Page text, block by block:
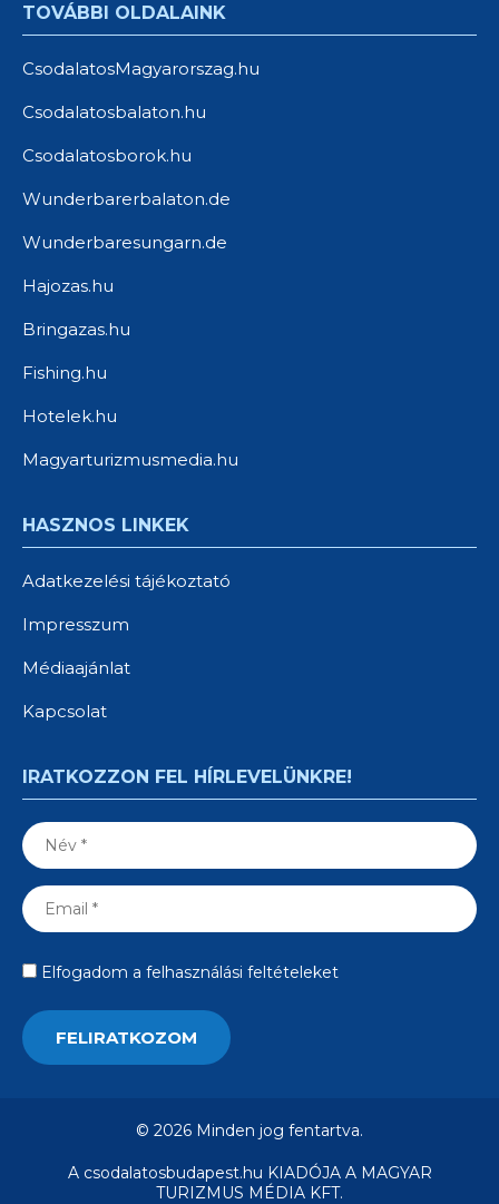
TOVÁBBI OLDALAINK
CsodalatosMagyarorszag.hu
Csodalatosbalaton.hu
Csodalatosborok.hu
Wunderbarerbalaton.de
Wunderbaresungarn.de
Hajozas.hu
Bringazas.hu
Fishing.hu
Hotelek.hu
Magyarturizmusmedia.hu
HASZNOS LINKEK
Adatkezelési tájékoztató
Impresszum
Médiaajánlat
Kapcsolat
IRATKOZZON FEL HÍRLEVELÜNKRE!
Elfogadom a felhasználási feltételeket
© 2026 Minden jog fentartva.
A csodalatosbudapest.hu KIADÓJA A MAGYAR
TURIZMUS MÉDIA KFT.